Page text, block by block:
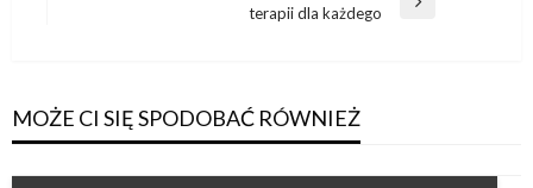
terapii dla każdego
MOŻE CI SIĘ SPODOBAĆ RÓWNIEŻ